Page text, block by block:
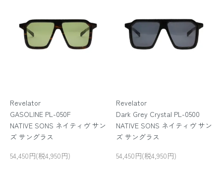
Revelator
GASOLINE PL-050F
NATIVE SONS ネイティヴ サン
ズ サングラス
54,450円(税4,950円)
Revelator
Dark Grey Crystal PL-0500
NATIVE SONS ネイティヴ サン
ズ サングラス
54,450円(税4,950円)